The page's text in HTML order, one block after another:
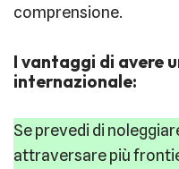
comprensione.
I vantaggi di avere
internazionale:
Se prevedi di
attraversare più